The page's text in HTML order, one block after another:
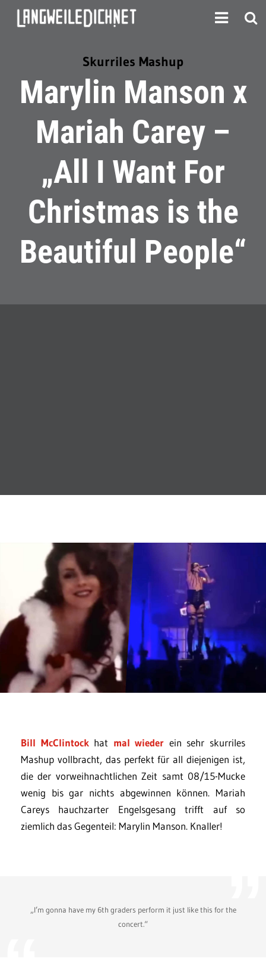
Skurriles Mashup
Marylin Manson x
Mariah Carey –
„All I Want For
Christmas is the
Beautiful People“
Bill McClintockhat mal wieder ein sehr skurriles
Mashup vollbracht, das perfekt für all diejenigen ist,
die der vorweihnachtlichen Zeit samt 08/15-Mucke
wenig bis gar nichts abgewinnen können. Mariah
Careys hauchzarter Engelsgesang trifft auf so
ziemlich das Gegenteil: Marylin Manson. Knaller!
„I’m gonna have my 6th graders perform it just like this for the
concert.“